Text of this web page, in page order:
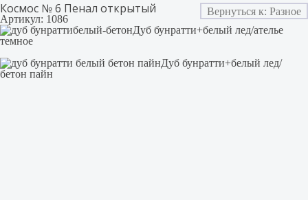
Вернуться к: Разное
Космос № 6 Пенал открытый
Артикул: 1086
Дуб бунратти+белый лед/ателье
темное
Дуб бунратти+белый лед/
бетон пайн